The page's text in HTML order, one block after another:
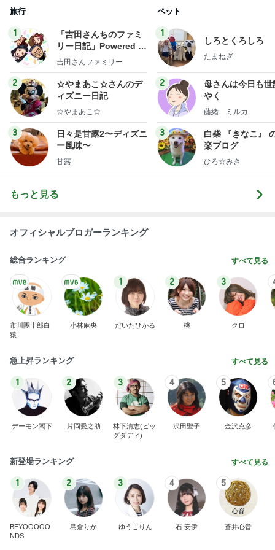
旅行
1
「吉田さんちのファミ
リー日記」Powered b
y Ameba 吉田さんファ
ログ
吉田さんファミリー
2
☆やまあこ☆さんのデ
ィズニー日記
☆やまあこ☆
3
日々是甘露2〜ディズニ
ー風味〜
甘露
ペット
1
しろとくろしろ
たまねぎ
2
母さんは今日も世
やく
藤緒 ミルカ
3
白柴 『きなこ』
楽ブログ
ひろ☆みき
もっと見る
オフィシャルブロガーランキング
総合ランキング すべて見る
市川團十郎白
猿
小林麻央
1
だいたひかる
2
桃
3
クロ
急上昇ランキング すべて見る
1
デーモン閣下
2
片岡愛之助
3
林下清志(ビッ
グダディ)
4
沢田聖子
5
金沢克彦
新登場ランキング すべて見る
1
BEYOOOOO
NDS
2
島倉りか
3
ゆうこりん
4
石 安伊
5
蒼井心音